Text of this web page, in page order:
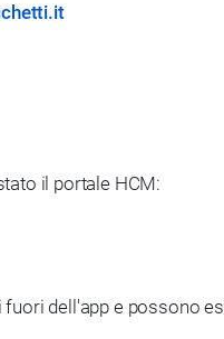
il portale HCM:
dell'app e possono